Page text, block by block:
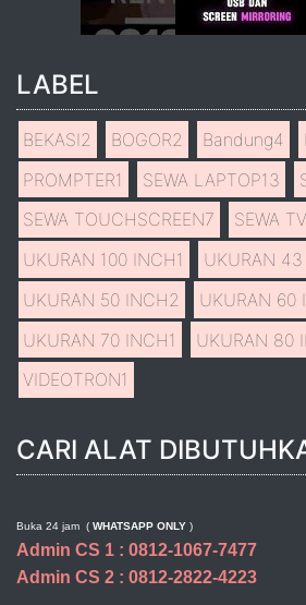
LABEL
BEKASI2 BOGOR2 Bandung4
PROMPTER1 SEWA LAPTOP13
SEWA TOUCHSCREEN7 SEWA
UKURAN 100 INCH1 UKURAN
UKURAN 50 INCH2 UKURAN 60
UKURAN 70 INCH1 UKURAN 80
VIDEOTRON1
CARI ALAT
Buka 24 jam ( WHATSAPP ONLY )
Admin CS 1 : 0812-1067-7477
Admin CS 2 : 0812-2822-4223